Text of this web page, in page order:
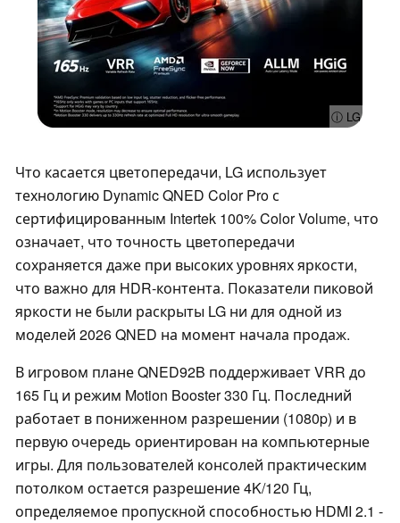
ⓘ LG
Что касается цветопередачи, LG использует
технологию Dynamic QNED Color Pro с
сертифицированным Intertek 100% Color Volume, что
означает, что точность цветопередачи
сохраняется даже при высоких уровнях яркости,
что важно для HDR-контента. Показатели пиковой
яркости не были раскрыты LG ни для одной из
моделей 2026 QNED на момент начала продаж.
В игровом плане QNED92B поддерживает VRR до
165 Гц и режим Motion Booster 330 Гц. Последний
работает в пониженном разрешении (1080p) и в
первую очередь ориентирован на компьютерные
игры. Для пользователей консолей практическим
потолком остается разрешение 4K/120 Гц,
определяемое пропускной способностью HDMI 2.1 -